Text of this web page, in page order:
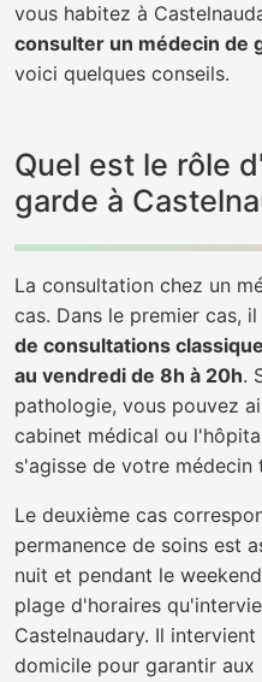
vous habitez à
consulter un médecin de
voici quelques conseils.
Quel est le rôle
garde à
La consultation chez un
cas. Dans le premier cas,
de consultations
au vendredi de 8h à 20h.
pathologie, vous pouvez
cabinet médical ou
s'agisse de votre médecin
Le deuxième cas
permanence de soins est
nuit et pendant le
plage d'horaires
Castelnaudary. Il
domicile pour garantir aux